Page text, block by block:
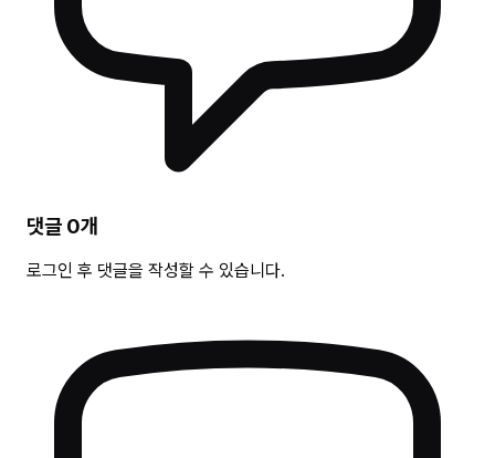
댓글 0개
로그인 후 댓글을 작성할 수 있습니다.